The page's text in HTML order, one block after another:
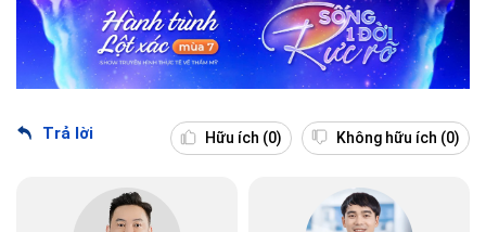
Trả lời Hữu ích (0) Không hữu ích (0)